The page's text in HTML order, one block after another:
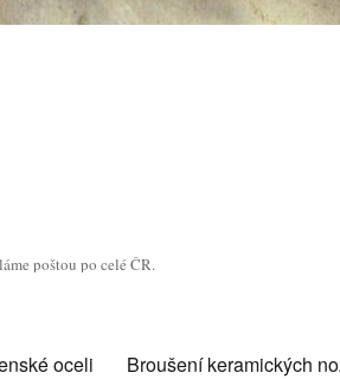
poštou po celé ČR.
oceli
Broušení keramických